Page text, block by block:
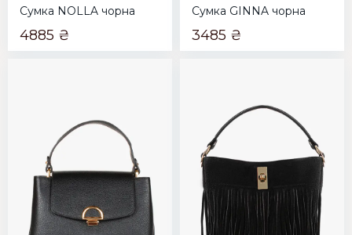
Сумка NOLLA чорна
4885 ₴
Сумка GINNA чорна
3485 ₴